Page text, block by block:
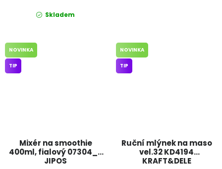
Skladem
Mixér na smoothie
400ml, fialový 07304_F
JIPOS
NOVINKA
TIP
Ruční mlýnek na maso
vel.32 KD4194
KRAFT&DELE
NOVINKA
TIP